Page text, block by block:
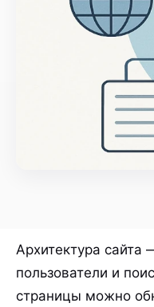
Архитектура сайта
пользователи и
страницы можно